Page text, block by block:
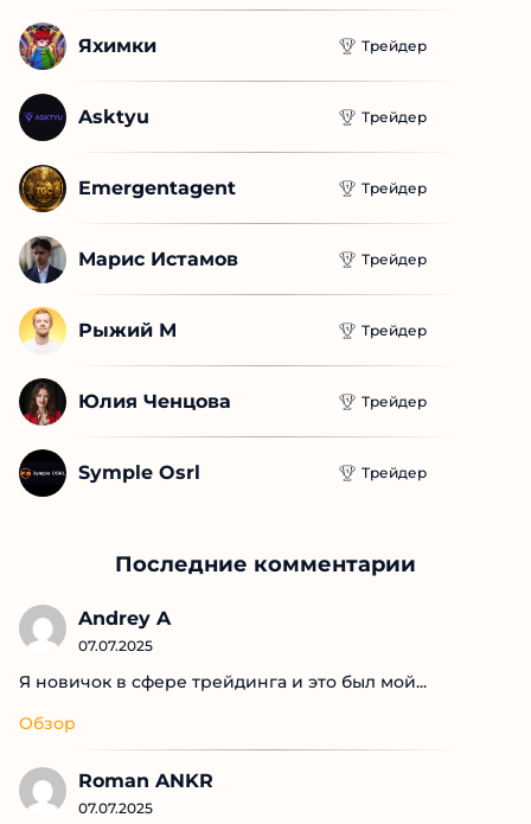
Яхимки Трейдер
Asktyu Трейдер
Emergentagent Трейдер
Марис Истамов Трейдер
Рыжий М Трейдер
Юлия Ченцова Трейдер
Symple Osrl Трейдер
Последние комментарии
Andrey A
07.07.2025
Я новичок в сфере трейдинга и это был мой...
Обзор
Roman ANKR
07.07.2025